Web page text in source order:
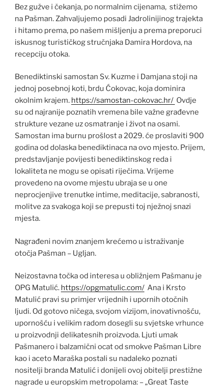
Bez gužve i čekanja, po normalnim cijenama, stižemo
na Pašman. Zahvaljujemo posadi Jadrolinijinog trajekta
i hitamo prema, po našem mišljenju a prema preporuci
iskusnog turističkog stručnjaka Damira Hordova, na
recepciju otoka.
Benediktinski samostan Sv. Kuzme i Damjana stoji na
jednoj posebnoj koti, brdu Ćokovac, koja dominira
okolnim krajem. https://samostan-cokovac.hr/ Ovdje
su od najranije poznatih vremena bile važne građevne
strukture vezane uz osmatranje i život na osami.
Samostan ima burnu prošlost a 2029. će proslaviti 900
godina od dolaska benediktinaca na ovo mjesto. Prijem,
predstavljanje povijesti benediktinskog reda i
lokaliteta ne mogu se opisati riječima. Vrijeme
provedeno na ovome mjestu ubraja se u one
neprocjenjive trenutke intime, meditacije, sabranosti,
molitve za svakoga koji se prepusti toj nježnoj snazi
mjesta.
Nagrađeni novim znanjem krećemo u istraživanje
otočja Pašman – Ugljan.
Neizostavna točka od interesa u obližnjem Pašmanu je
OPG Matulić. https://opgmatulic.com/ Ana i Krsto
Matulić pravi su primjer vrijednih i upornih otočnih
ljudi. Od gotovo ničega, svojom vizijom, inovativnošću,
upornošću i velikim radom dosegli su svjetske vrhunce
u proizvodnji delikatesnih proizvoda. Ljuti umak
Pašmanero i balzamični ocat od smokve Pašman Libre
kao i aceto Maraška postali su nadaleko poznati
nositelji branda Matulić i donijeli ovoj obitelji prestižne
nagrade u europskim metropolama: – „Great Taste